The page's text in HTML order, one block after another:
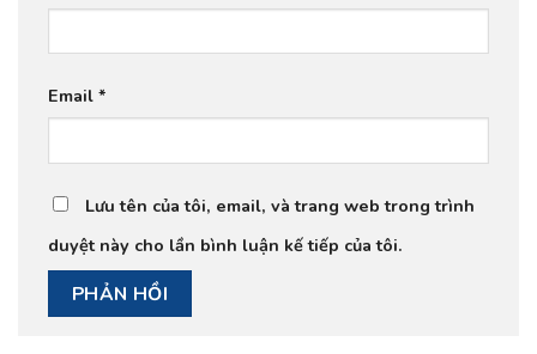
Email *
Lưu tên của tôi, email, và trang web trong trình
duyệt này cho lần bình luận kế tiếp của tôi.